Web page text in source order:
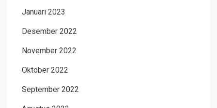
Januari 2023
Desember 2022
November 2022
Oktober 2022
September 2022